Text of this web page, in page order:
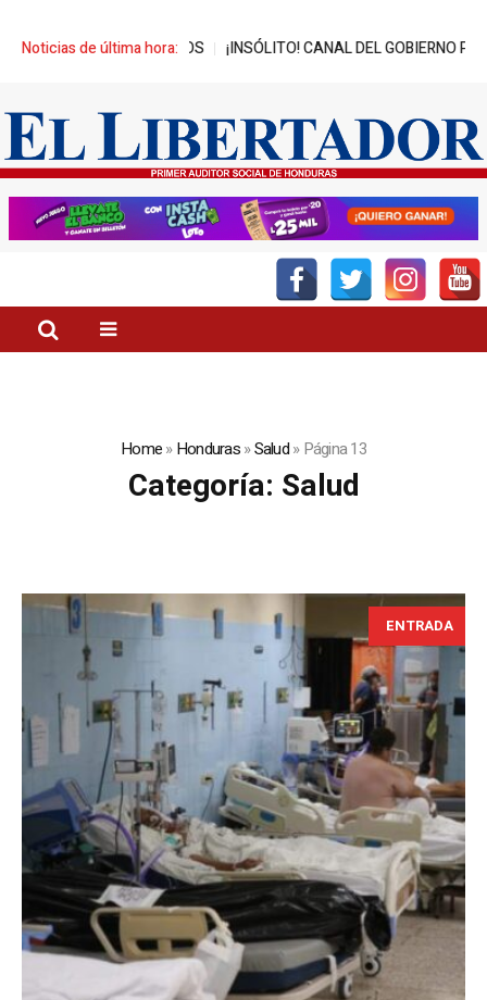
Noticias de última hora:
¡INSÓLITO! CANAL DEL GOBIERNO PROMUEVE ZEDE PRÓSPERA
Home»Honduras»Salud»Página 13
Categoría: Salud
ENTRADA